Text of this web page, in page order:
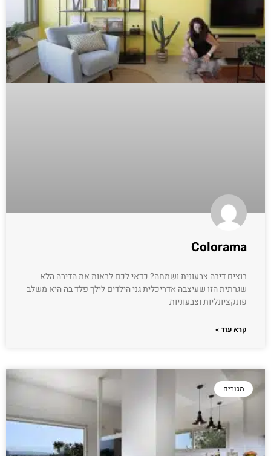
Colorama
רוצים דירה צבעונית ושמחה? כדאי לכם לראות את הדירה הלא
שגרתית הזו שעיצבה אדריכלית גני הילדים לילך פלד בה היא משלב
פונקציונליות וצבעוניות
קרא עוד »
מגורים